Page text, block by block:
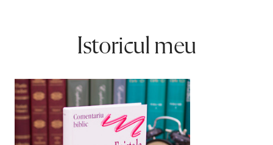
Istoricul meu